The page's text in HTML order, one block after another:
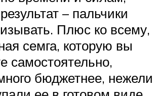
– пальчики
Плюс ко всему,
семга, которую вы
самостоятельно,
бюджетнее, нежели